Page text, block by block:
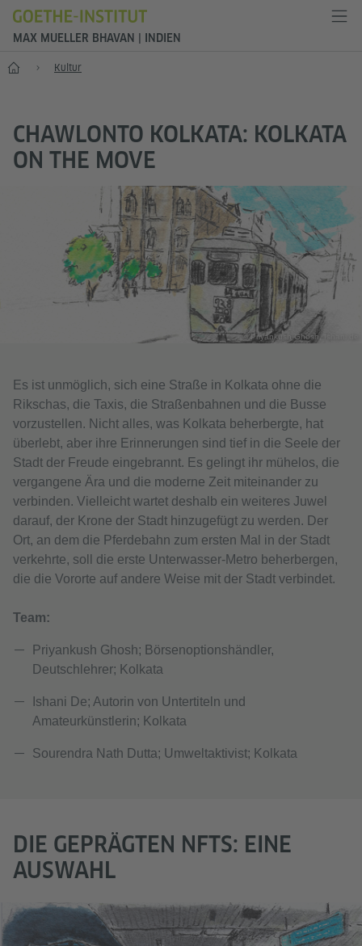
MAX MUELLER BHAVAN | INDIEN
Start Kultur
CHAWLONTO KOLKATA: KOLKATA
ON THE MOVE
© Priyankush Ghosh, Ishani de
Es ist unmöglich, sich eine Straße in Kolkata ohne die
Rikschas, die Taxis, die Straßenbahnen und die Busse
vorzustellen. Nicht alles, was Kolkata beherbergte, hat
überlebt, aber ihre Erinnerungen sind tief in die Seele der
Stadt der Freude eingebrannt. Es gelingt ihr mühelos, die
vergangene Ära und die moderne Zeit miteinander zu
verbinden. Vielleicht wartet deshalb ein weiteres Juwel
darauf, der Krone der Stadt hinzugefügt zu werden. Der
Ort, an dem die Pferdebahn zum ersten Mal in der Stadt
verkehrte, soll die erste Unterwasser-Metro beherbergen,
die die Vororte auf andere Weise mit der Stadt verbindet.
Team:
Priyankush Ghosh; Börsenoptionshändler,
Deutschlehrer; Kolkata
Ishani De; Autorin von Untertiteln und
Amateurkünstlerin; Kolkata
Sourendra Nath Dutta; Umweltaktivist; Kolkata
DIE GEPRÄGTEN NFTS: EINE
AUSWAHL